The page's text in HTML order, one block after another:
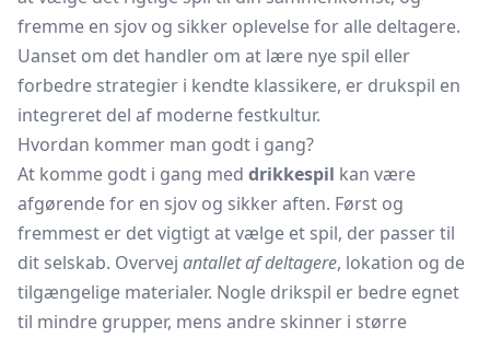
fremme en sjov og sikker oplevelse for alle deltagere.
Uanset om det handler om at lære nye spil eller
forbedre strategier i kendte klassikere, er drukspil en
integreret del af moderne festkultur.
Hvordan kommer man godt i gang?
At komme godt i gang med drikkespil kan være
afgørende for en sjov og sikker aften. Først og
fremmest er det vigtigt at vælge et spil, der passer til
dit selskab. Overvej antallet af deltagere, lokation og de
tilgængelige materialer. Nogle drikspil er bedre egnet
til mindre grupper, mens andre skinner i større